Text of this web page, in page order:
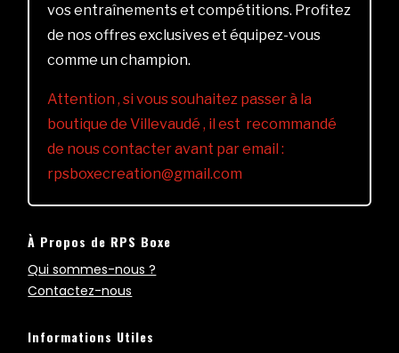
vos entraînements et compétitions. Profitez
de nos offres exclusives et équipez-vous
comme un champion.
Attention , si vous souhaitez passer à la
boutique de Villevaudé , il est recommandé
de nous contacter avant par email :
rpsboxecreation@gmail.com
À Propos de RPS Boxe
Qui sommes-nous ?
Contactez-nous
Informations Utiles